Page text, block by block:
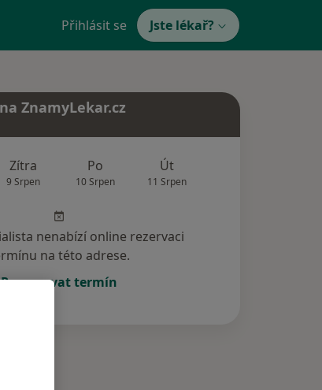
Přihlásit se Jste lékař?
ZnamyLekar.cz
Zítra
9 Srpen
Po
10 Srpen
Út
11 Srpen
nenabízí online rezervaci
na této adrese.
Rezervovat termín